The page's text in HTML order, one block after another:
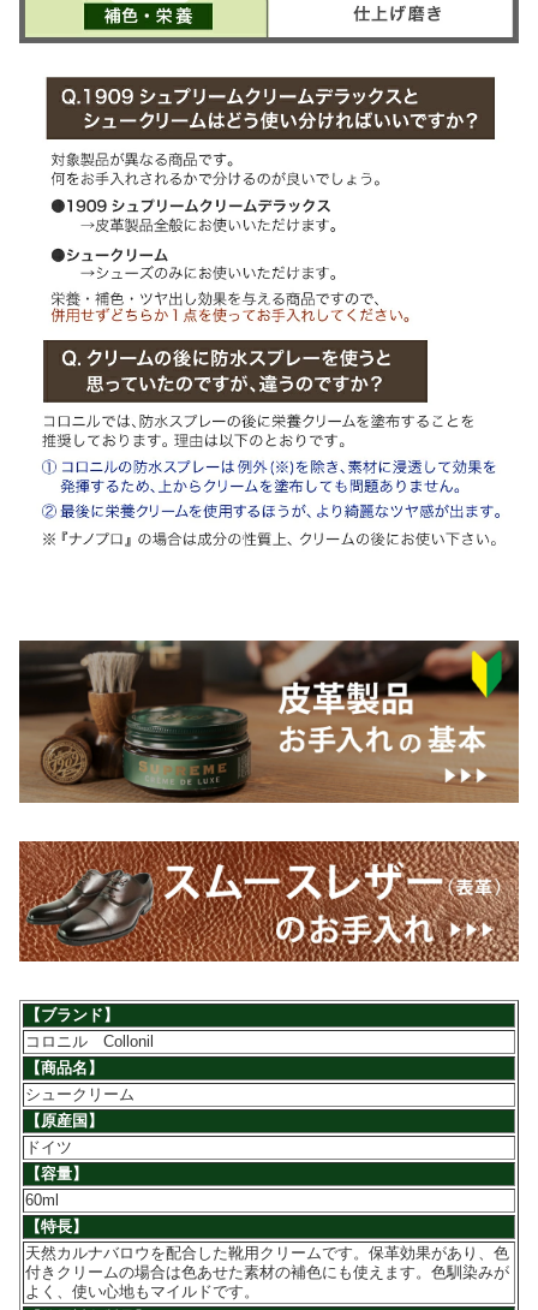
【ブランド】
コロニル Collonil
【商品名】
シュークリーム
【原産国】
ドイツ
【容量】
60ml
【特長】
天然カルナバロウを配合した靴用クリームです。保革効果があり、色
付きクリームの場合は色あせた素材の補色にも使えます。色馴染みが
よく、使い心地もマイルドです。